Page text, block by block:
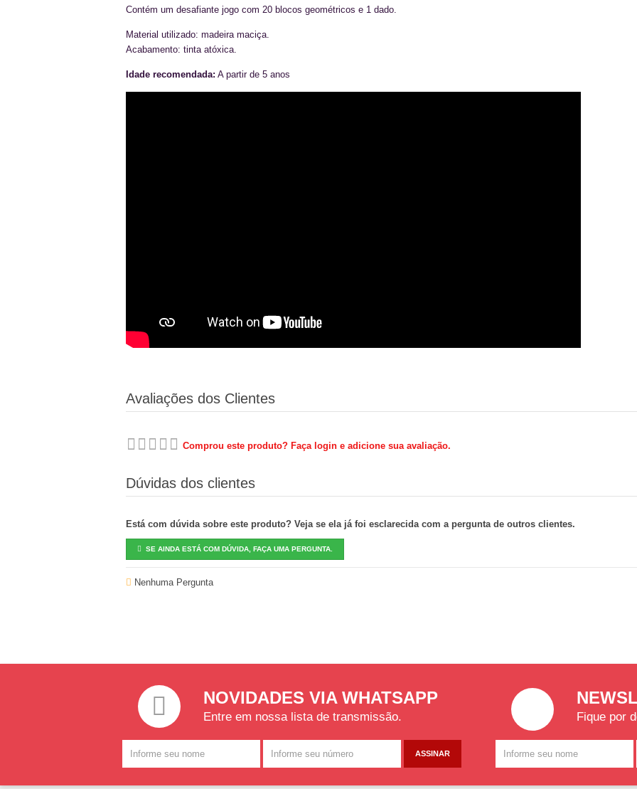
Contém um desafiante jogo com 20 blocos geométricos e 1 dado.
Material utilizado: madeira maciça.
Acabamento: tinta atóxica.
Idade recomendada: A partir de 5 anos
Avaliações dos Clientes
Comprou este produto? Faça login e adicione sua avaliação.
Dúvidas dos clientes
Está com dúvida sobre este produto? Veja se ela já foi esclarecida com a pergunta de outros clientes.
SE AINDA ESTÁ COM DÚVIDA, FAÇA UMA PERGUNTA.
Nenhuma Pergunta
NOVIDADES VIA WHATSAPP
Entre em nossa lista de transmissão.
ASSINAR
Fique por